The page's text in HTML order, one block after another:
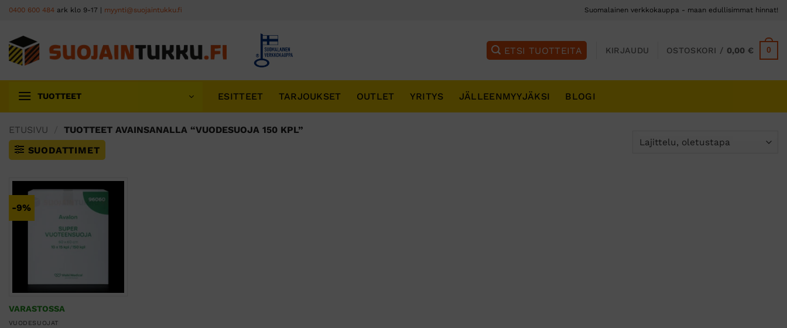
Skip
content
0400 600 484 ark klo 9-17 | myynti@suojaintukku.fi Suomalainen verkkokauppa - maan edullisimmat hinnat!
KIRJAUDU OSTOSKORI / 0,00€ 0
TUOTTEET ESITTEET TARJOUKSET OUTLET YRITYS JÄLLEENMYYJÄKSI BLOGI
ETUSIVU
TUOTTEET AVAINSANALLA “VUODESUOJA 150 KPL”
SUODATTIMET
-9%
VARASTOSSA
VUODESUOJAT